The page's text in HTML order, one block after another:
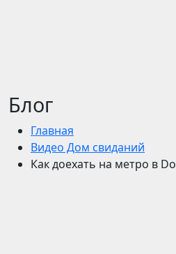
Блог
Главная
Видео Дом свиданий
Как доехать на метро в